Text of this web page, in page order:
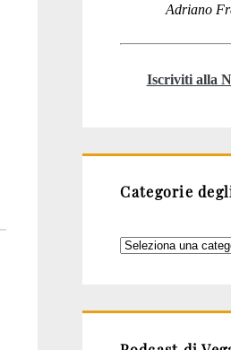
Adriano
Iscriviti alla
Categorie
Categorie